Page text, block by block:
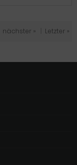
nächster » Letzter »